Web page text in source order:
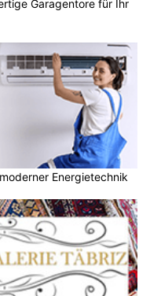
Garagentore für Ihr
Energietechnik